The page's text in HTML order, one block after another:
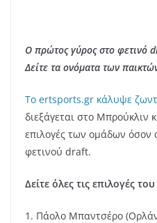
Ο πρώτος γύρος στο φετινό
Δείτε τα ονόματα των
To ertsports.gr κάλυψε
διεξάγεται στο Μπρούκλιν
επιλογές των ομάδων
φετινού draft.
Δείτε όλες τις επιλογές
1. Πάολο Μπαντσέρο